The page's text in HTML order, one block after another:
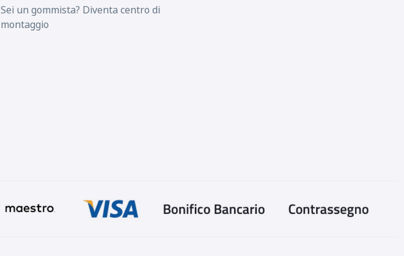
Sei un gommista? Diventa centro di
montaggio